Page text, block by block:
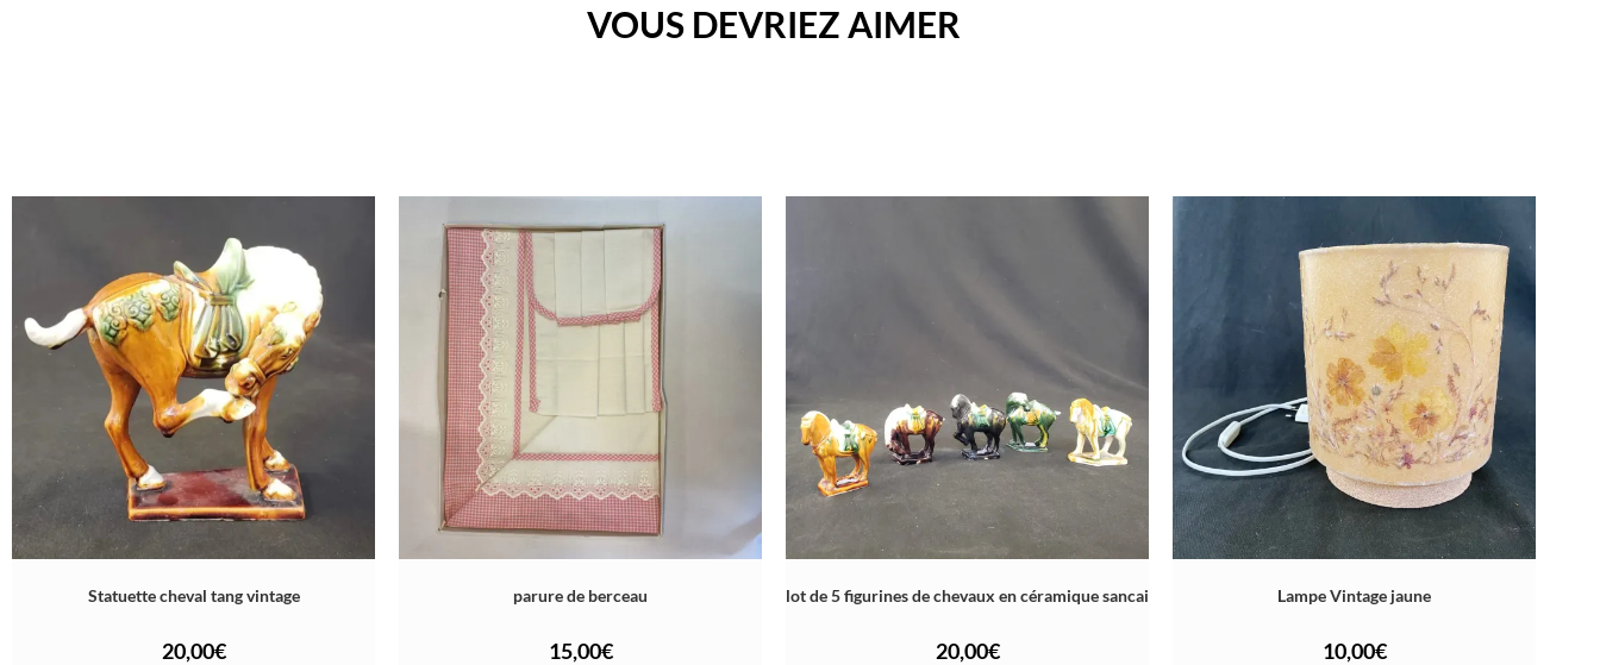
VOUS DEVRIEZ AIMER
Statuette cheval tang vintage
20,00€
parure de berceau
15,00€
lot de 5 figurines de chevaux en céramique sancai
20,00€
Lampe Vintage jaune
10,00€